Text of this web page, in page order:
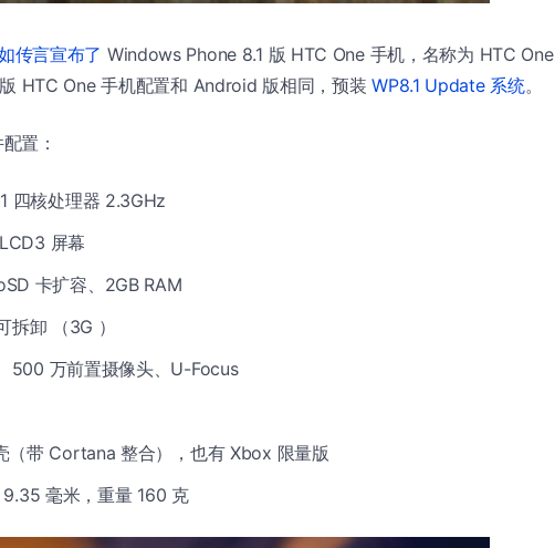
传言宣布了 Windows Phone 8.1 版 HTC One 手机，名称为 HTC One
HTC One 手机配置和 Android 版相同，预装WP8.1 Update 系统。
置：
四核处理器 2.3GHz
屏幕
卡扩容、2GB RAM
卸 （3G ）
500 万前置摄像头、U-Focus
带 Cortana 整合），也有 Xbox 限量版
毫米，重量 160 克